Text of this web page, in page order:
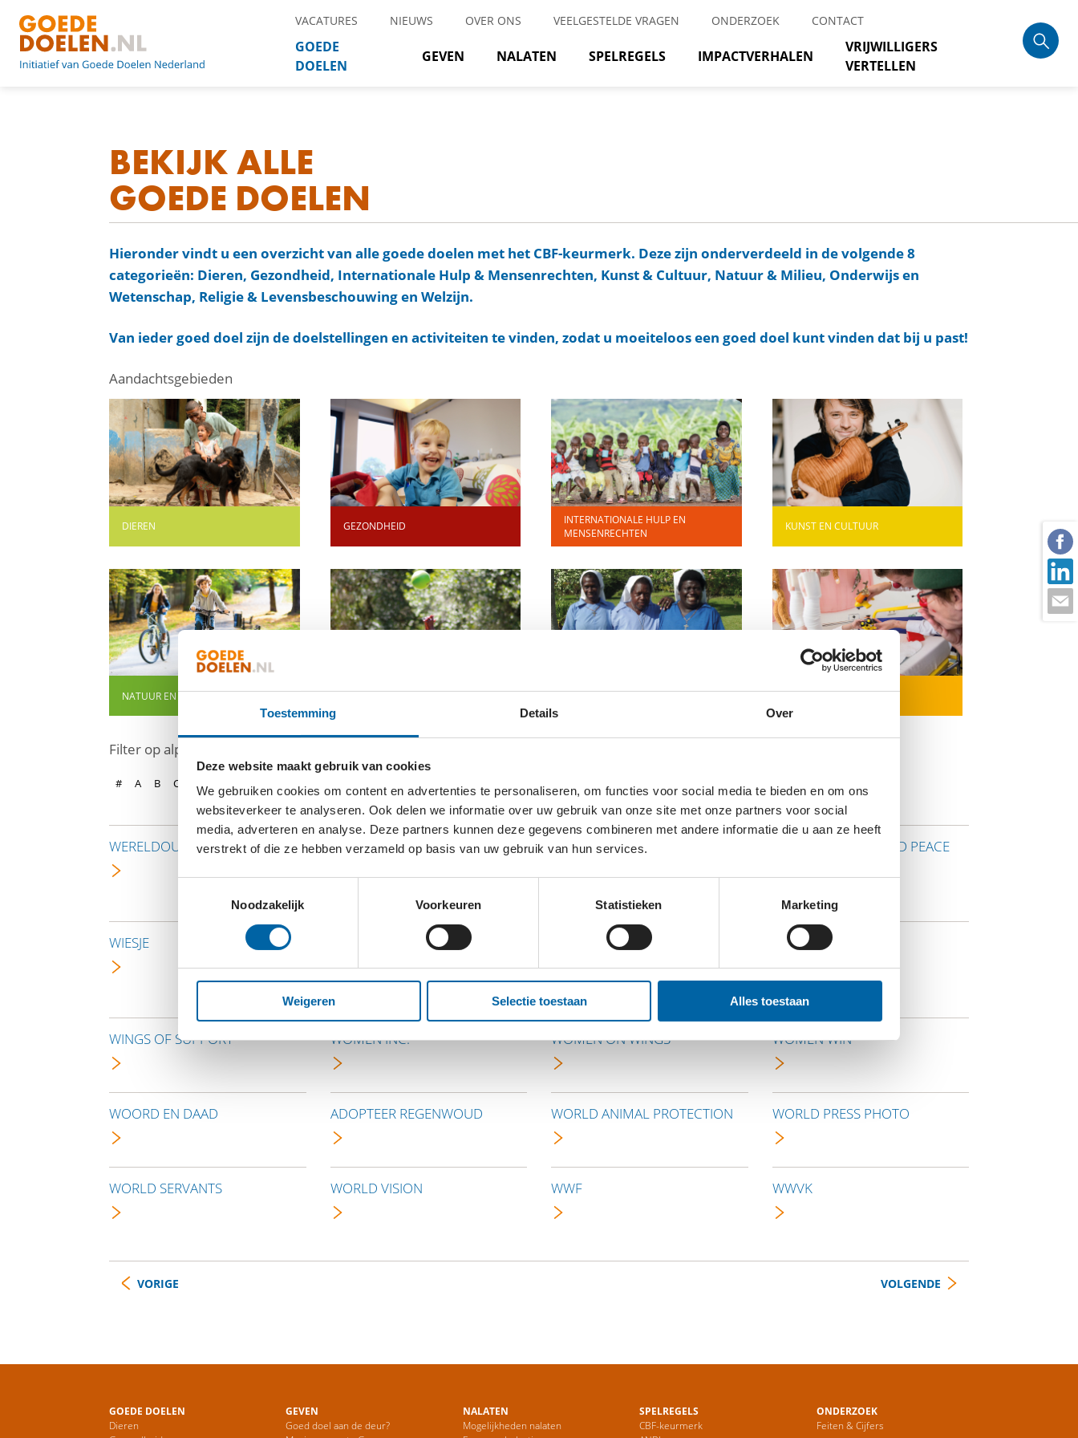
Toestemming Details Over
Deze website maakt gebruik van cookies
We gebruiken cookies om content en advertenties te personaliseren, om functies voor social media te bieden en om ons
websiteverkeer te analyseren. Ook delen we informatie over uw gebruik van onze site met onze partners voor social
media, adverteren en analyse. Deze partners kunnen deze gegevens combineren met andere informatie die u aan ze heeft
verstrekt of die ze hebben verzameld op basis van uw gebruik van hun services.
Noodzakelijk
Voorkeuren Statistieken Marketing
Weigeren Selectie toestaan Alles toestaan
VACATURES NIEUWS OVER ONS VEELGESTELDE VRAGEN ONDERZOEK CONTACT
GOEDE
DOELEN
GEVEN NALATEN SPELREGELS IMPACTVERHALEN
VRIJWILLIGERS
VERTELLEN
BEKIJK ALLE
GOEDE DOELEN
Hieronder vindt u een overzicht van alle goede doelen met het CBF-keurmerk. Deze zijn onderverdeeld in de volgende 8
categorieën: Dieren, Gezondheid, Internationale Hulp & Mensenrechten, Kunst & Cultuur, Natuur & Milieu, Onderwijs en
Wetenschap, Religie & Levensbeschouwing en Welzijn.
Van ieder goed doel zijn de doelstellingen en activiteiten te vinden, zodat u moeiteloos een goed doel kunt vinden dat bij u past!
Aandachtsgebieden
DIEREN GEZONDHEID
INTERNATIONALE HULP EN
MENSENRECHTEN
KUNST EN CULTUUR
NATUUR EN MILIEU ONDERWIJS EN WETENSCHAP RELIGIE EN LEVENSBESCHOUWING WELZIJN
Filter op alphabet
# A B C D F G V Z
WERELDOUDERS
STICHTING WERELDPADEN
WETLANDS INTERNATIONAL
WHITE LOTUS WORLD PEACE
WIESJE
WILDLANDS NATUUR- EN
EDUCATIE FONDS (WNEF)
WINGS OF LOVE
WINGS OF SUPPORT WOMEN INC. WOMEN ON WINGS WOMEN WIN
WOORD EN DAAD ADOPTEER REGENWOUD WORLD ANIMAL PROTECTION WORLD PRESS PHOTO
WORLD SERVANTS WORLD VISION WWF WWVK
VORIGE VOLGENDE
GOEDE DOELEN
Dieren
GEVEN
Goed doel aan de deur?
NALATEN
Mogelijkheden nalaten
SPELREGELS
CBF-keurmerk
ONDERZOEK
Feiten & Cijfers
linkedin
mail